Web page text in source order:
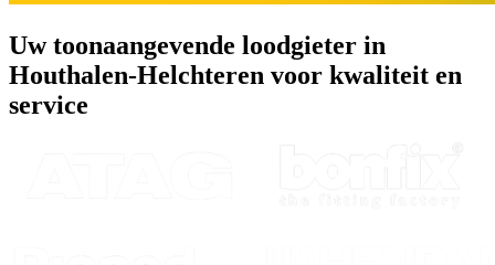
Uw toonaangevende loodgieter in
Houthalen-Helchteren voor kwaliteit en
service